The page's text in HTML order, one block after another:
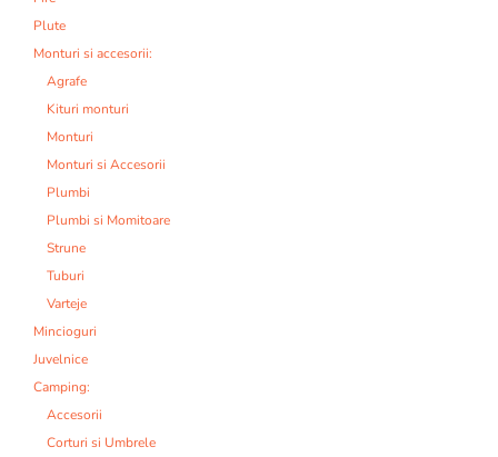
Plute
Monturi si accesorii:
Agrafe
Kituri monturi
Monturi
Monturi si Accesorii
Plumbi
Plumbi si Momitoare
Strune
Tuburi
Varteje
Mincioguri
Juvelnice
Camping:
Accesorii
Corturi si Umbrele